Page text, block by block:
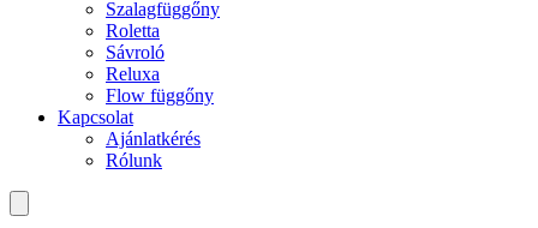
Szalagfüggőny
Roletta
Sávroló
Reluxa
Flow függőny
Kapcsolat
Ajánlatkérés
Rólunk